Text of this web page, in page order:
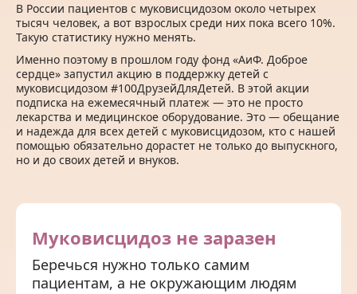
В России пациентов с муковисцидозом около четырех
тысяч человек, а вот взрослых среди них пока всего 10%.
Такую статистику нужно менять.
Именно поэтому в прошлом году фонд «АиФ. Доброе
сердце» запустил акцию в поддержку детей с
муковисцидозом #100ДрузейДляДетей. В этой акции
подписка на ежемесячный платеж — это не просто
лекарства и медицинское оборудование. Это — обещание
и надежда для всех детей с муковисцидозом, кто с нашей
помощью обязательно дорастет не только до выпускного,
но и до своих детей и внуков.
Муковисцидоз не заразен
Беречься нужно только самим
пациентам, а не окружающим людям